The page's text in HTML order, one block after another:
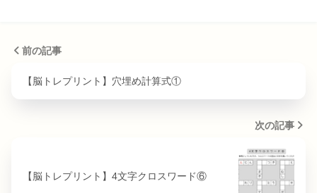
前の記事
【脳トレプリント】穴埋め計算式①
次の記事
【脳トレプリント】4文字クロスワード⑥